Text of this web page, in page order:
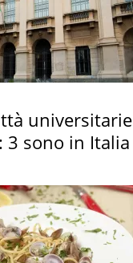
universitarie
3 sono in Italia